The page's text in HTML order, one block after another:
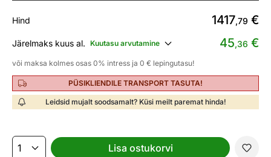
Hind 1417,79 €
Järelmaks kuus al. Kuutasu arvutamine 45,36 €
või maksa kolmes osas 0% intress ja 0 € lepingutasu!
PÜSIKLIENDILE TRANSPORT TASUTA!
Leidsid mujalt soodsamalt? Küsi meilt paremat hinda!
Lisa ostukorvi